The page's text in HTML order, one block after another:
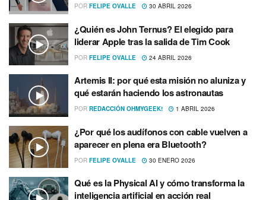
POR FELIPE OVALLE 30 ABRIL 2026
¿Quién es John Ternus? El elegido para
liderar Apple tras la salida de Tim Cook
POR FELIPE OVALLE 24 ABRIL 2026
Artemis II: por qué esta misión no aluniza y
qué estarán haciendo los astronautas
POR REDACCIÓN OHMYGEEK! 1 ABRIL 2026
¿Por qué los audífonos con cable vuelven a
aparecer en plena era Bluetooth?
POR FELIPE OVALLE 30 ENERO 2026
Qué es la Physical AI y cómo transforma la
inteligencia artificial en acción real